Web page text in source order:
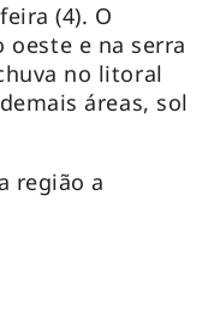
(4). O
oeste e na serra
no litoral
áreas, sol
região a